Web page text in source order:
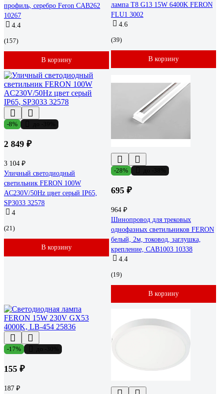
профиль, серебро Feron CAB262
10267
4.4
(157)
В корзину
лампа T8 G13 15W 6400K FERON
FLU1 3002
4.6
(39)
В корзину
-8%
2 849 ₽
3 104 ₽
Уличный светодиодный
светильник FERON 100W
AC230V/50Hz цвет серый IP65,
SP3033 32578
4
(21)
В корзину
-28%
695 ₽
964 ₽
Шинопровод для трековых
однофазных светильников FERON
белый, 2м, токовод, заглушка,
крепление, CAB1003 10338
4.4
(19)
В корзину
-17%
155 ₽
187 ₽